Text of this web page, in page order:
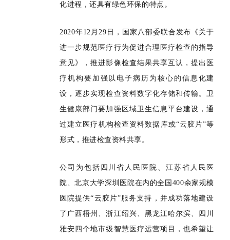
化进程，还具有绿色环保的特点。
2020年12月29日，国家八部委联合发布《关于
进一步规范医疗行为促进合理医疗检查的指导
意见》，推进影像检查结果共享互认，提出医
疗机构要加强以电子病历为核心的信息化建
设，逐步实现检查资料数字化存储和传输。卫
生健康部门要加强区域卫生信息平台建设，通
过建立医疗机构检查资料数据库或“云胶片”等
形式，推进检查资料共享。
公司为包括四川省人民医院、江苏省人民医
院、北京大学深圳医院在内的全国400余家规模
医院提供“云胶片”服务支持，并成功落地建设
了广西梧州、浙江绍兴、黑龙江哈尔滨、四川
雅安四个地市级智慧医疗运营项目，也希望让